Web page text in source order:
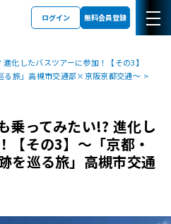
ログイン 無料会員登録
化したバスツアーに参加！【その3】
る旅」高槻市交通部×京阪京都交通～
乗ってみたい!? 進化し
【その3】～「京都・
を巡る旅」高槻市交通